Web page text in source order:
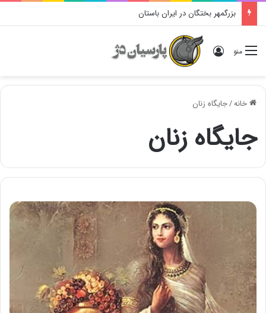
بزرگمهر بختگان در ایران باستان
منو ورود
خانه/جایگاه زنان
جایگاه زنان